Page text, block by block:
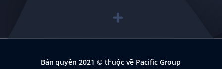
Bản quyền 2021© thuộc về Pacific Group